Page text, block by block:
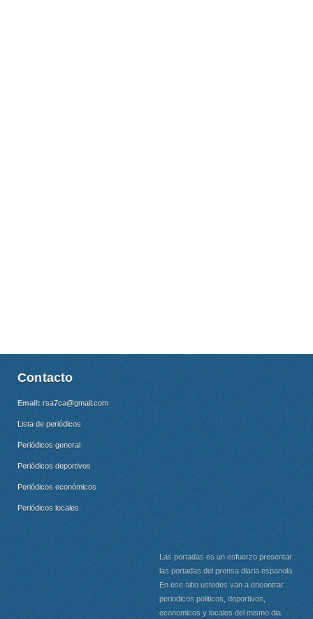
Contacto
Email: rsa7ca@gmail.com
Lista de periódicos
Periódicos general
Periódicos deportivos
Periódicos económicos
Periódicos locales
Las portadas es un esfuerzo presentar
las portadas del prensa diaria espanola.
En ese sitio ustedes van a encontrar
periodicos politicos, deportivos,
economicos y locales del mismo dia